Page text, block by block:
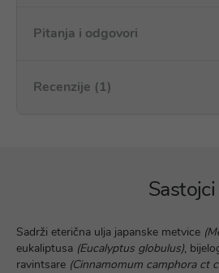
Pitanja i odgovori
Recenzije (1)
Sastojci
Sadrži eterična ulja japanske metvice
eukaliptusa (Eucalyptus globulus),
ravintsare (Cinnamomum camphora ct